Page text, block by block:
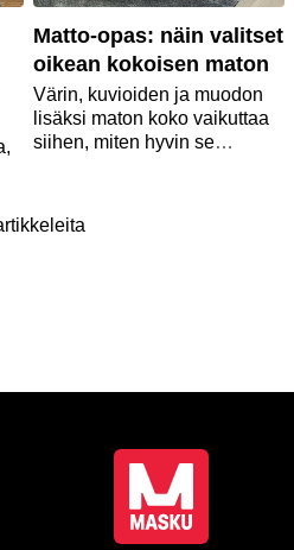
Matto-opas: näin valitset
oikean kokoisen maton
Värin, kuvioiden ja muodon
lisäksi maton koko vaikuttaa
siihen, miten hyvin se
avuksesi oppaan oikean
mattokoon valintaan, jotta